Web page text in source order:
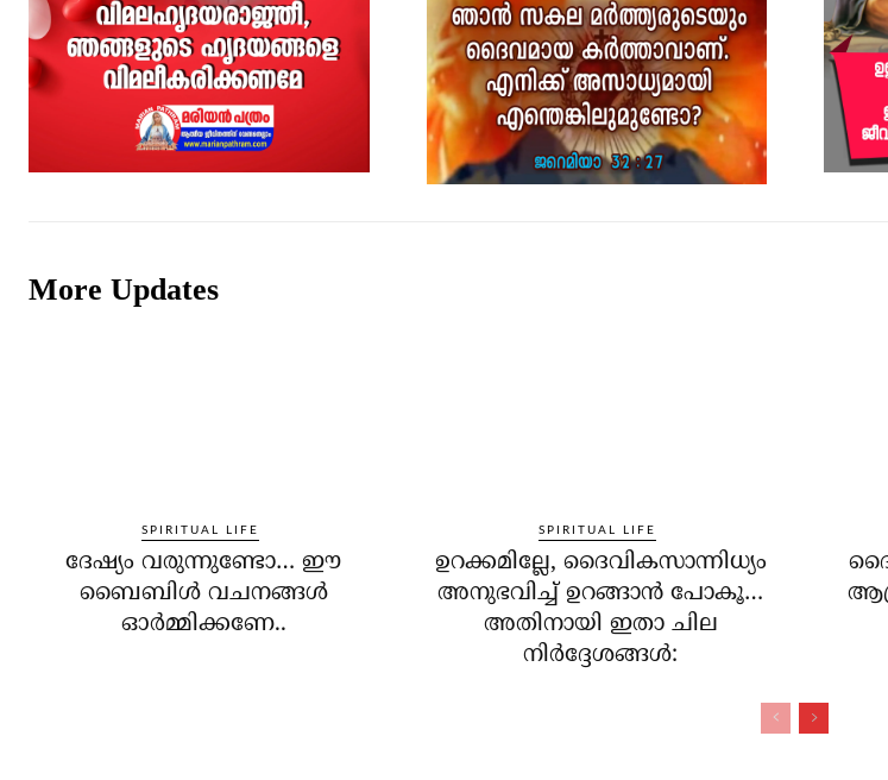
More Updates
SPIRITUAL LIFE
ദേഷ്യം വരുന്നുണ്ടോ… ഈ
ബൈബിള്‍ വചനങ്ങള്‍
ഓര്‍മ്മിക്കണേ..
SPIRITUAL LIFE
ഉറക്കമില്ലേ, ദൈവികസാന്നിധ്യം
അനുഭവിച്ച് ഉറങ്ങാന്‍ പോകൂ…
അതിനായി ഇതാ ചില
നിര്‍ദ്ദേശങ്ങള്‍: